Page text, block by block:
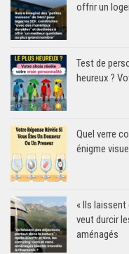
offrir un
Test de
heureux ?
Quel verre
énigme
« Ils
veut durcir
aménagés